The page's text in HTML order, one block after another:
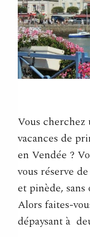
Vous cherchez
vacances de
en Vendée ?
vous réserve
et pinède,
Alors faites-
dépaysant à